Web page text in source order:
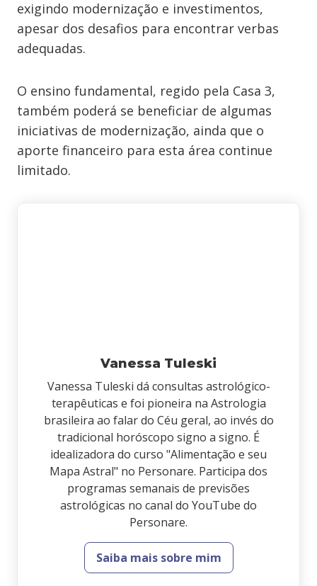
exigindo modernização e investimentos,
apesar dos desafios para encontrar verbas
adequadas.
O ensino fundamental, regido pela Casa 3,
também poderá se beneficiar de algumas
iniciativas de modernização, ainda que o
aporte financeiro para esta área continue
limitado.
Vanessa Tuleski
Vanessa Tuleski dá consultas astrológico-
terapêuticas e foi pioneira na Astrologia
brasileira ao falar do Céu geral, ao invés do
tradicional horóscopo signo a signo. É
idealizadora do curso "Alimentação e seu
Mapa Astral" no Personare. Participa dos
programas semanais de previsões
astrológicas no canal do YouTube do
Personare.
Saiba mais sobre mim